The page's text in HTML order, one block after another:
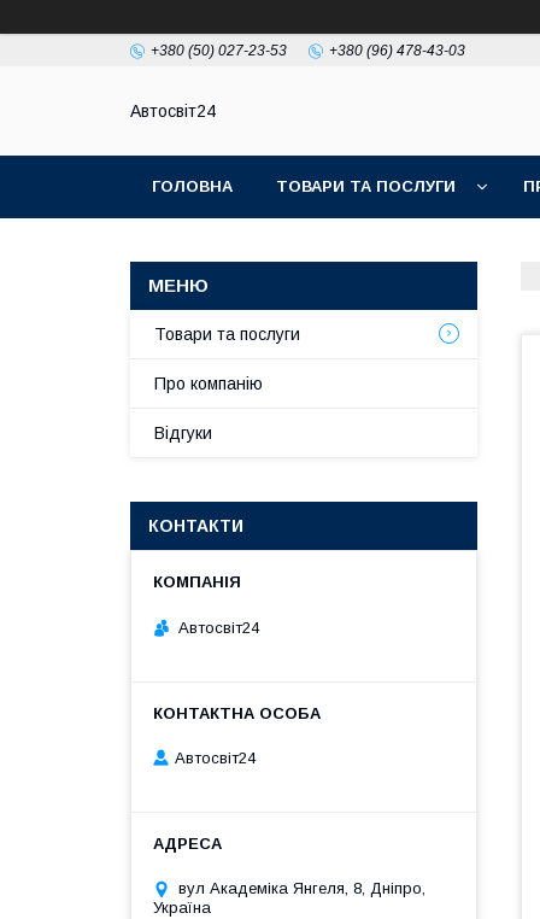
+380 (50) 027-23-53 +380 (96) 478-43-03
Автосвіт24
ГОЛОВНА ТОВАРИ ТА ПОСЛУГИ
Товари та послуги
Про компанію
Відгуки
КОНТАКТИ
Автосвіт24
Автосвіт24
вул Академіка Янгеля, 8, Дніпро,
Україна